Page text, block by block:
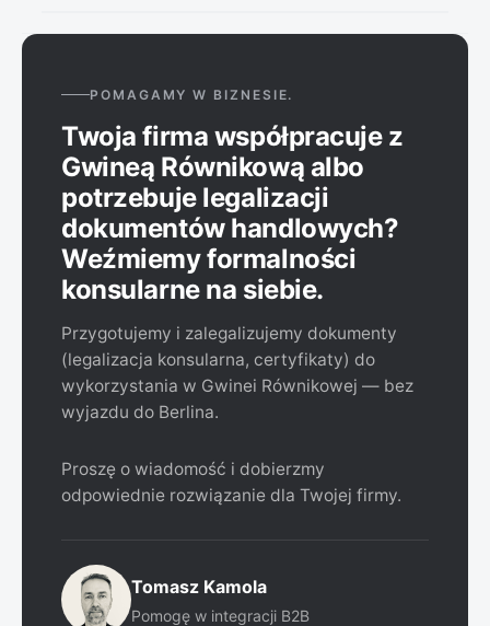
Umawianie wizyty nie jest konieczne. Warto jednak
POMAGAMY W BIZNESIE.
Twoja firma współpracuje z
Gwineą Równikową albo
potrzebuje legalizacji
dokumentów handlowych?
Weźmiemy formalności
konsularne na siebie.
Przygotujemy i zalegalizujemy dokumenty
(legalizacja konsularna, certyfikaty) do
wykorzystania w Gwinei Równikowej — bez
wyjazdu do Berlina.
Proszę o wiadomość i dobierzmy
odpowiednie rozwiązanie dla Twojej firmy.
Tomasz Kamola
Pomogę w integracji B2B